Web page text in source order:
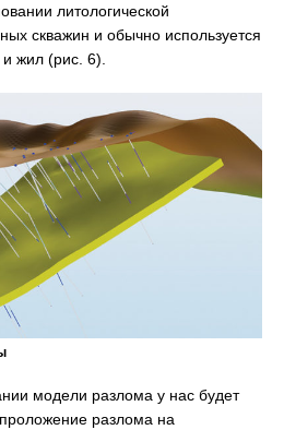
литологической
скважин и обычно используется
жил (рис. 6).
модели разлома у нас будет
разлома на